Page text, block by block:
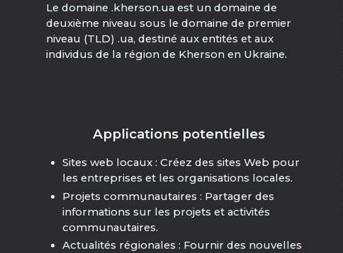
Le domaine .kherson.ua est un domaine de
deuxième niveau sous le domaine de premier
niveau (TLD) .ua, destiné aux entités et aux
individus de la région de Kherson en Ukraine.
Applications potentielles
Sites web locaux : Créez des sites Web pour
les entreprises et les organisations locales.
Projets communautaires : Partager des
informations sur les projets et activités
communautaires.
Actualités régionales : Fournir des nouvelles